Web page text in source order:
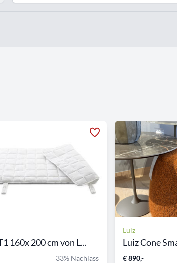
160x 200 cm von L...
33% Nachlass
Luiz
Luiz Cone
€ 890,-